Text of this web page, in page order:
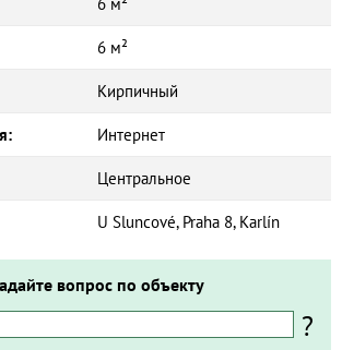
6 м²
Кирпичный
Интернет
Центральное
U Sluncové, Praha 8, Karlín
вопрос по объекту
?